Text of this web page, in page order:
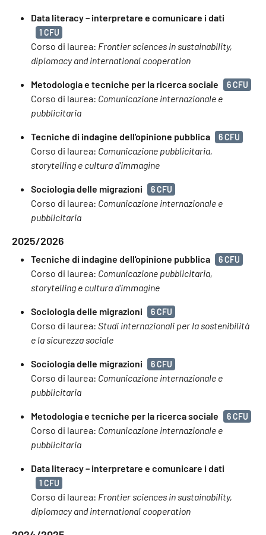
Data literacy – interpretare e comunicare i dati
1 CFU
Corso di laurea: Frontier sciences in sustainability,
diplomacy and international cooperation
Metodologia e tecniche per la ricerca sociale 6 CFU
Corso di laurea: Comunicazione internazionale e
pubblicitaria
Tecniche di indagine dell'opinione pubblica 6 CFU
Corso di laurea: Comunicazione pubblicitaria,
storytelling e cultura d'immagine
Sociologia delle migrazioni 6 CFU
Corso di laurea: Comunicazione internazionale e
pubblicitaria
2025/2026
Tecniche di indagine dell'opinione pubblica 6 CFU
Corso di laurea: Comunicazione pubblicitaria,
storytelling e cultura d'immagine
Sociologia delle migrazioni 6 CFU
Corso di laurea: Studi internazionali per la sostenibilità
e la sicurezza sociale
Sociologia delle migrazioni 6 CFU
Corso di laurea: Comunicazione internazionale e
pubblicitaria
Metodologia e tecniche per la ricerca sociale 6 CFU
Corso di laurea: Comunicazione internazionale e
pubblicitaria
Data literacy – interpretare e comunicare i dati
1 CFU
Corso di laurea: Frontier sciences in sustainability,
diplomacy and international cooperation